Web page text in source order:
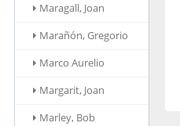
Maragall, Joan
Marañón, Gregorio
Marco Aurelio
Margarit, Joan
Marley, Bob